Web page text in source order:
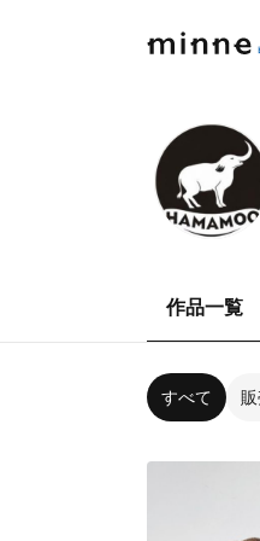
作品一覧
すべて